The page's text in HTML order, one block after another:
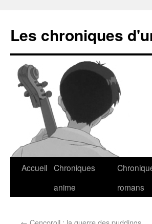
Les chroniques
Accueil Chroniques
anime
romans